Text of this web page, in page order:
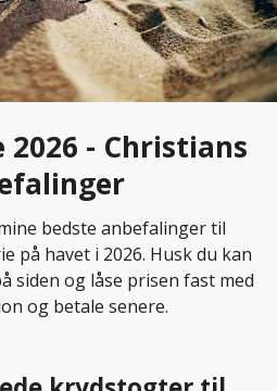
- Christians
bedste anbefalinger til
på havet i 2026. Husk du kan
siden og låse prisen fast med
og betale senere.